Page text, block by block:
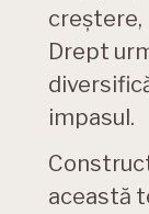
creștere,
Drept
impasul.
această